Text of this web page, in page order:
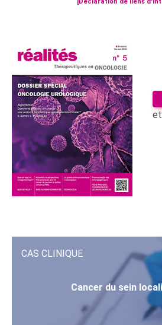
[Déclaration de liens
CAS CLINIQUE
Cancer du sein